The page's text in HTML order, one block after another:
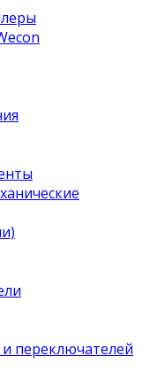
и переключателей